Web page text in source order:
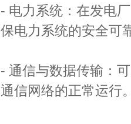
- 电力系统：在发电
保电力系统的安全可
- 通信与数据传输：
通信网络的正常运行